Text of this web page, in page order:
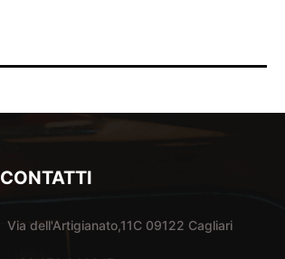
CONTATTI
Via dell'Artigianato,11C 09122 Cagliari